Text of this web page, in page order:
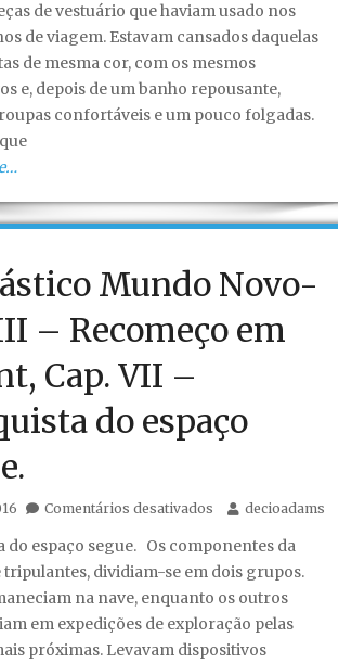
Recomeço
Cap.
IX
Decisões
de vestuário que haviam usado nos
de viagem. Estavam cansados daquelas
de mesma cor, com os mesmos
e, depois de um banho repousante,
confortáveis e um pouco folgadas.
Mundo Novo-
– Recomeço em
Cap. VII –
do espaço
Comentários desativadosem
Novo-
III
decioadams
do espaço segue. Os componentes da
tripulantes, dividiam-se em dois grupos.
na nave, enquanto os outros
em expedições de exploração pelas
próximas. Levavam dispositivos